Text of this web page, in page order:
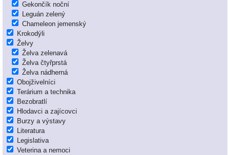
Gekončík noční
Leguán zelený
Chameleon jemenský
Krokodýli
Želvy
Želva zelenavá
Želva čtyřprstá
Želva nádherná
Obojživelníci
Terárium a technika
Bezobratlí
Hlodavci a zajícovci
Burzy a výstavy
Literatura
Legislativa
Veterina a nemoci